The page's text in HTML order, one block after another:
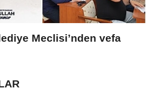
Meclisi’nden vefa